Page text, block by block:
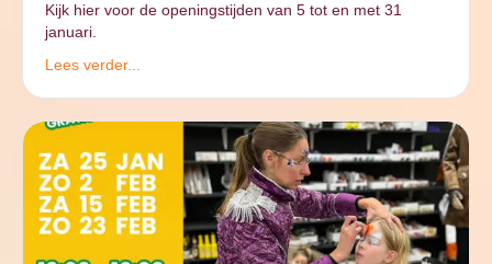
Kijk hier voor de openingstijden van 5 tot en met 31
januari.
Lees verder...